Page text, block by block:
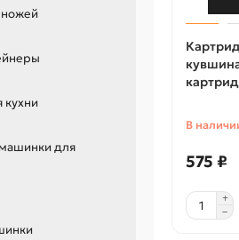
кухни
для
В
575 ₽